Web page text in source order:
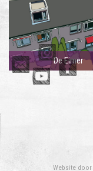
De Eimer
Website door